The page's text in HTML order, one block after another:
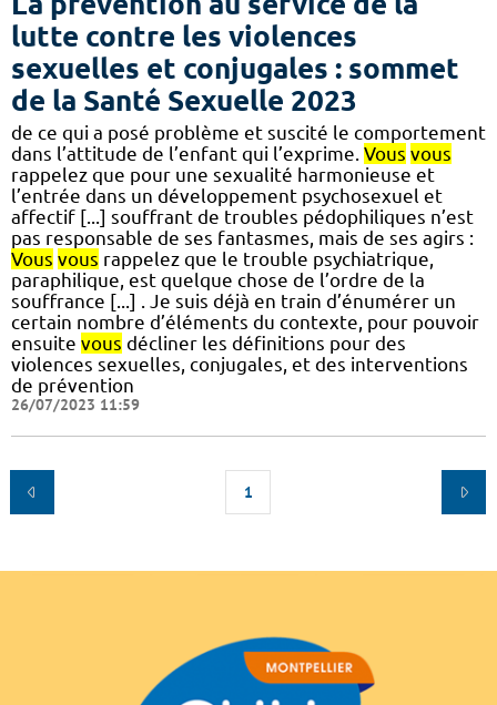
lutte contre les violences
sexuelles et conjugales : sommet
de la Santé Sexuelle 2023
de ce qui a posé problème et suscité le comportement
dans l’attitude de l’enfant qui l’exprime. Vous vous
rappelez que pour une sexualité harmonieuse et
l’entrée dans un développement psychosexuel et
affectif [...] souffrant de troubles pédophiliques n’est
pas responsable de ses fantasmes, mais de ses agirs :
Vous vous rappelez que le trouble psychiatrique,
paraphilique, est quelque chose de l’ordre de la
souffrance [...] . Je suis déjà en train d’énumérer un
certain nombre d’éléments du contexte, pour pouvoir
ensuite vous décliner les définitions pour des
violences sexuelles, conjugales, et des interventions
de prévention
26/07/2023 11:59
1